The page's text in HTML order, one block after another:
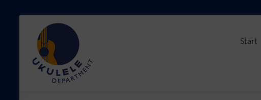
Start